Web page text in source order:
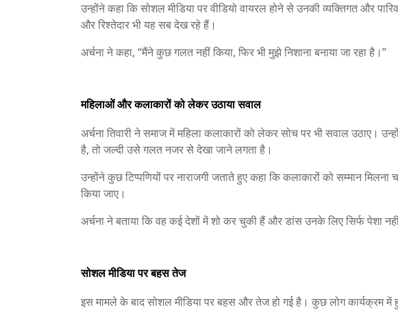
उन्होंने कहा कि सोशल मीडिया पर वीडियो वायरल होने से उनकी व्यक्तिगत और
और रिश्तेदार भी यह सब देख रहे हैं।
अर्चना ने कहा, “मैंने कुछ गलत नहीं किया, फिर भी मुझे निशाना बनाया जा रहा है।”
महिलाओं और कलाकारों को लेकर उठाया सवाल
अर्चना तिवारी ने समाज में महिला कलाकारों को लेकर सोच पर भी सवाल उठाए।
है, तो जल्दी उसे गलत नजर से देखा जाने लगता है।
उन्होंने कुछ टिप्पणियों पर नाराजगी जताते हुए कहा कि कलाकारों को सम्मान
किया जाए।
अर्चना ने बताया कि वह कई देशों में शो कर चुकी हैं और डांस उनके लिए सिर्फ पेशा
सोशल मीडिया पर बहस तेज
इस मामले के बाद सोशल मीडिया पर बहस और तेज हो गई है। कुछ लोग कार्यक्रम में